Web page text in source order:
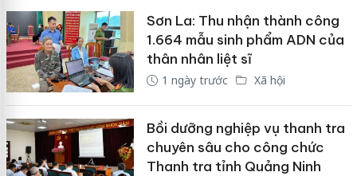
Sơn La: Thu nhận thành công
1.664 mẫu sinh phẩm ADN của
thân nhân liệt sĩ
1 ngày trước Xã hội
Bồi dưỡng nghiệp vụ thanh tra
chuyên sâu cho công chức
Thanh tra tỉnh Quảng Ninh